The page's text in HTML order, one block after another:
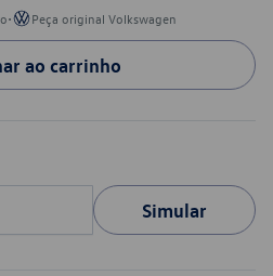
• Peça original Volkswagen
ao carrinho
Simular